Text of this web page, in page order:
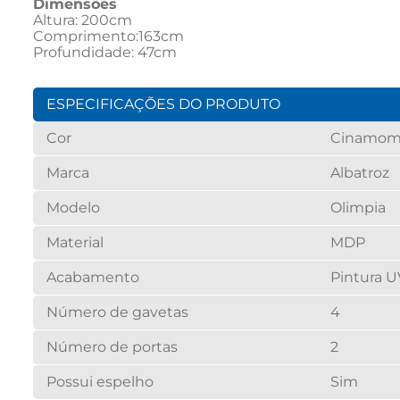
Dimensões
Altura: 200cm
Comprimento:163cm
Profundidade: 47cm
ESPECIFICAÇÕES DO PRODUTO
Cor
Marca Albatroz
Modelo Olimpia
Material MDP
Acabamento Pintura
Número de gavetas 4
Número de portas 2
Possui espelho Sim